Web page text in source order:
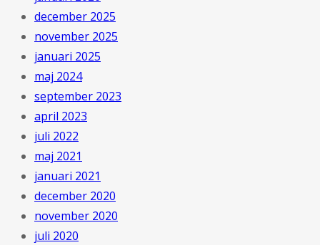
december 2025
november 2025
januari 2025
maj 2024
september 2023
april 2023
juli 2022
maj 2021
januari 2021
december 2020
november 2020
juli 2020